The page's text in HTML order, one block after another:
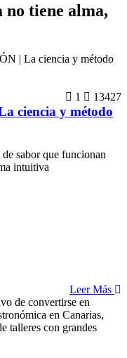
no tiene alma,
1 13427
ciencia y método
sabor que funcionan
intuitiva
Leer Más